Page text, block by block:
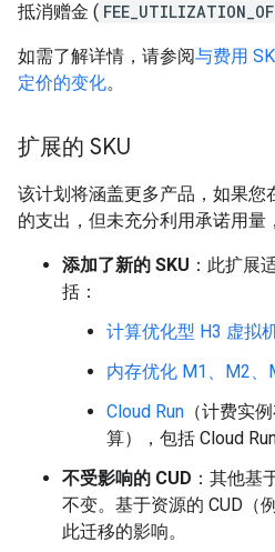
抵消赠金 (
如需了解详情，请参阅与费用
定价的变化。
扩展的 SKU
该计划将涵盖更多产品，如果您
的支出，但未充分利用承诺用量
添加了新的 SKU ：此扩展
括：
计算优化型 H3 虚拟
内存优化 M1、M2、
Cloud Run （计费实
算），包括 Cloud
不受影响的 CUD ：其他基
不变。基于资源的 CUD（
此迁移的影响。